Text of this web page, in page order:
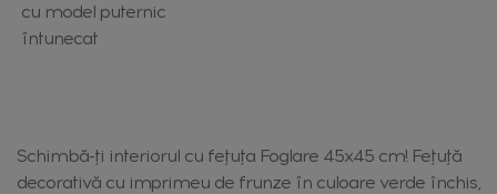
cu model puternic
întunecat
Schimbă-ți interiorul cu fețuța Foglare 45x45 cm! Fețuță
decorativă cu imprimeu de frunze în culoare verde închis,